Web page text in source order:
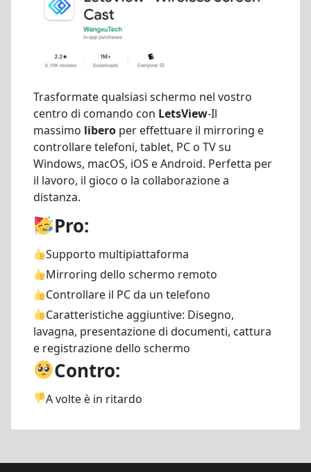
Trasformate qualsiasi schermo nel vostro
centro di comando con LetsView-Il
massimo libero per effettuare il mirroring e
controllare telefoni, tablet, PC o TV su
Windows, macOS, iOS e Android. Perfetta per
il lavoro, il gioco o la collaborazione a
distanza.
Pro:
Supporto multipiattaforma
Mirroring dello schermo remoto
Controllare il PC da un telefono
Caratteristiche aggiuntive: Disegno,
lavagna, presentazione di documenti, cattura
e registrazione dello schermo
Contro:
A volte è in ritardo